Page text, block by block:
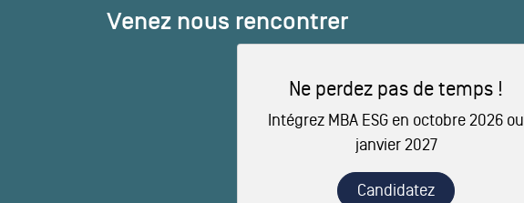
Venez nous rencontrer
Ne perdez pas de temps !
Intégrez MBA ESG en octobre 2026 ou
janvier 2027
Candidatez